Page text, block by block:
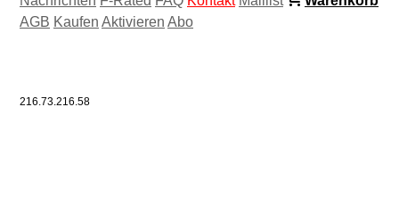
AGB Kaufen Aktivieren Abo
216.73.216.58